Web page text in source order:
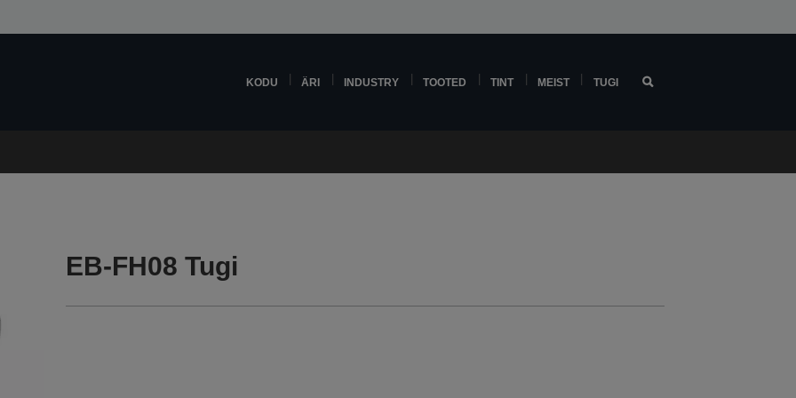
KODU ÄRI INDUSTRY TOOTED TINT MEIST TUGI
EB-FH08 Tugi